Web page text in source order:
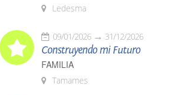
Ledesma
09/01/2026 31/12/2026
Construyendo mi Futuro
FAMILIA
Tamames